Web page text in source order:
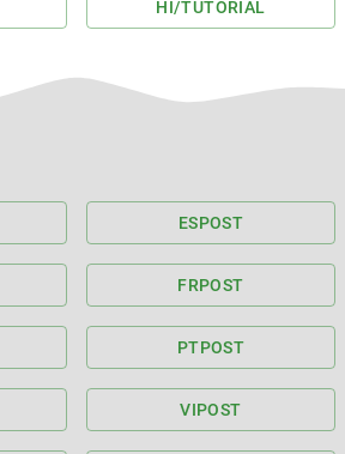
HI/TUTORIAL
ESPOST
FRPOST
PTPOST
VIPOST